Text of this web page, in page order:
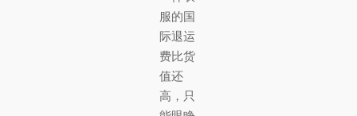
服的国
际退运
费比货
值还
高，只